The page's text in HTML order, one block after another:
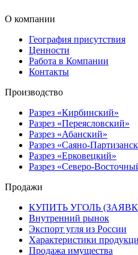
О компании
География присутствия
Ценности
Работа в Компании
Контакты
Производство
Разрез «Кирбинский»
Разрез «Переясловский»
Разрез «Абанский»
Разрез «Саяно-
Разрез «Ерковецкий»
Разрез «Северо-
Продажи
КУПИТЬ УГОЛЬ
Внутренний рынок
Экспорт угля из России
Характеристики
Продажа имущества